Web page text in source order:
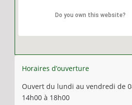
Do you own this website?
Horaires d’ouverture
Ouvert du lundi au vendredi de
14h00 à 18h00